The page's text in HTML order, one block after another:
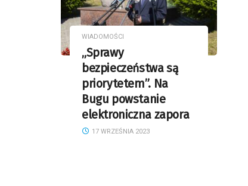
WIADOMOŚCI
„Sprawy
bezpieczeństwa są
priorytetem”. Na
Bugu powstanie
elektroniczna zapora
17 WRZEŚNIA 2023